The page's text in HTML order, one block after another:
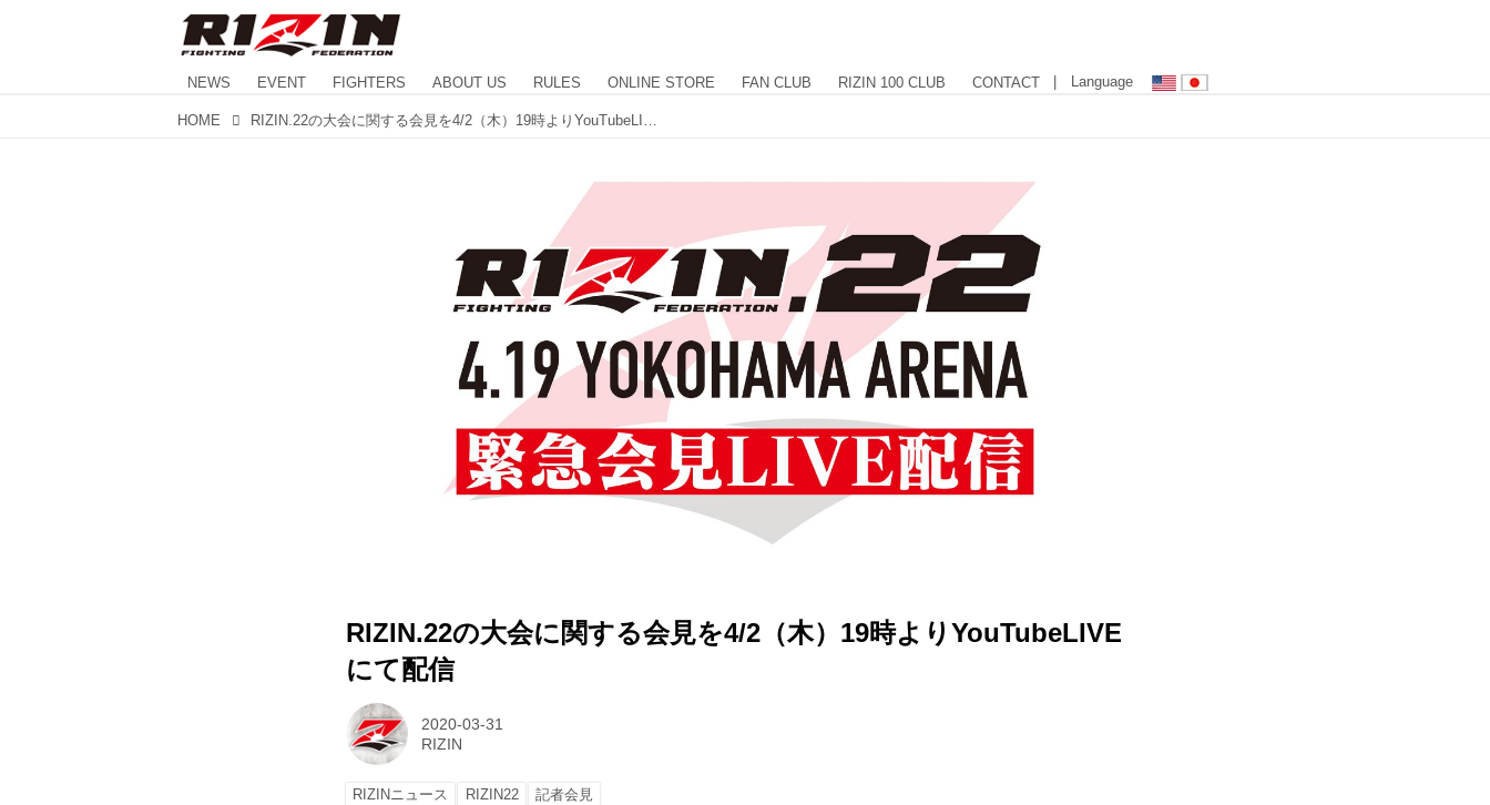
NEWS EVENT FIGHTERS ABOUT US RULES ONLINE STORE FAN CLUB RIZIN 100 CLUB CONTACT | Language
HOME
RIZIN.22の大会に関する会見を4/2（木）19時よりYouTubeLIVE
にて配信
2020-03-31
RIZIN
RIZINニュース RIZIN22 記者会見